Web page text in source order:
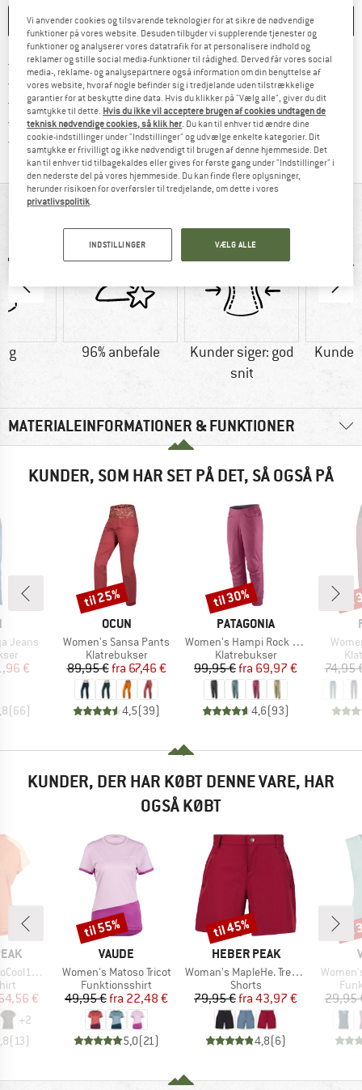
HUSKE SAMMENLIGNE
Portofri fra 69 € (DK)Find oplysninger om forsendelse her!
100 dages returretGå til returretten her Åbnes i en infoboks
> 4.000.000 tilfredse kunder
Alle artikler på lager
Vi er Trustpilot-certificeret - oplysningerne får du
g 96% anbefale
Kunder siger: god
snit
Kunder
MATERIALEINFORMATIONER & FUNKTIONER
KUNDER, SOM HAR SET PÅ DET, SÅ OGSÅ PÅ
Jeans
pris
€
(66)
MÆRKE
OCUN
Artikel
Women's Sansa Pants
Produktgruppe
Klatrebukser
Pris
89,95 € Nedsat pris
fra 67,46 €
4,5(39)
Rabat
til 25%
MÆRKE
PATAGONIA
Artikel
Women's Hampi Rock Pants
Produktgruppe
Klatrebukser
Pris
99,95 € Nedsat pris
fra 69,97 €
4,6(93)
Rabat
til 30%
Artikel
74,95
KUNDER, DER HAR KØBT DENNE VARE, HAR
OGSÅ KØBT
T-Shirt
pris
€
+2
(13)
MÆRKE
VAUDE
Artikel
Women's Matoso Tricot
Produktgruppe
Funktionsshirt
Pris
49,95 € Nedsat pris
fra 22,48 €
5,0(21 )
Rabat
til 55%
MÆRKE
HEBER PEAK
Artikel
Woman's MapleHe. Trekking Shorts
Produktgruppe
Shorts
Pris
79,95 € Nedsat pris
fra 43,97 €
4,8(6)
Rabat
til 45%
Artikel
29,95
Vi anvender cookies og tilsvarende teknologier for at sikre de nødvendige
funktioner på vores website. Desuden tilbyder vi supplerende tjenester og
funktioner og analyserer vores datatrafik for at personalisere indhold og
reklamer og stille social media-funktioner til rådighed. Derved får vores social
media-, reklame- og analysepartnere også information om din benyttelse af
vores website, hvoraf nogle befinder sig i tredjelande uden tilstrækkelige
garantier for at beskytte dine data. Hvis du klikker på "Vælg alle", giver du dit
samtykke til dette. Hvis du ikke vil acceptere brugen af cookies undtagen de
teknisk nødvendige cookies, så klik her . Du kan til enhver tid ændre dine
cookie-indstillinger under "Indstillinger" og udvælge enkelte kategorier. Dit
samtykke er frivilligt og ikke nødvendigt til brugen af denne hjemmeside. Det
kan til enhver tid tilbagekaldes eller gives for første gang under "Indstillinger" i
den nederste del på vores hjemmeside. Du kan finde flere oplysninger,
herunder risikoen for overførsler til tredjelande, om dette i vores
privatlivspolitik
INDSTILLINGER VÆLG ALLE